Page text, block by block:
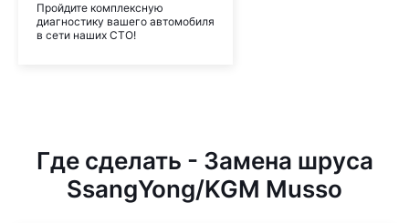
Пройдите комплексную
диагностику вашего автомобиля
в сети наших СТО!
Где сделать - Замена шруса
SsangYong/KGM Musso